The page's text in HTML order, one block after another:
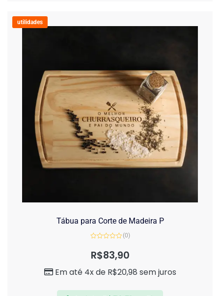
utilidades
Tábua para Corte de Madeira P
de
(0)
R$83,90
Em até 4x de R$20,98 sem juros